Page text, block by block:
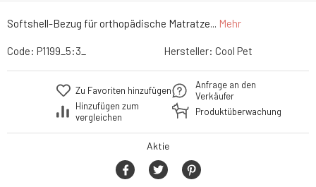
Softshell-Bezug für orthopädische Matratze... Mehr
Code: P1199_5:3_ Hersteller: Cool Pet
Zu Favoriten hinzufügen
Hinzufügen zum
vergleichen
Anfrage an den
Verkäufer
Produktüberwachung
Aktie